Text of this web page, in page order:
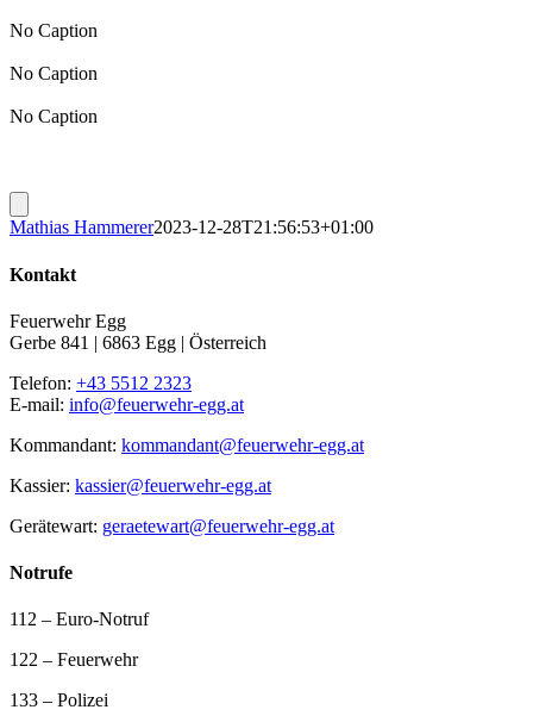
No Caption
No Caption
No Caption
Mathias Hammerer2023-12-28T21:56:53+01:00
Kontakt
Feuerwehr Egg
Gerbe 841 | 6863 Egg | Österreich
Telefon: +43 5512 2323
E-mail: info@feuerwehr-egg.at
Kommandant: kommandant@feuerwehr-egg.at
Kassier: kassier@feuerwehr-egg.at
Gerätewart: geraetewart@feuerwehr-egg.at
Notrufe
112 – Euro-Notruf
122 – Feuerwehr
133 – Polizei